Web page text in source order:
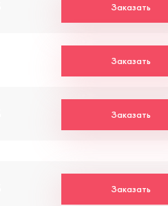
Заказать
Заказать
Заказать
Заказать